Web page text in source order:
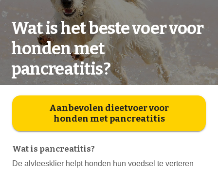
Wat is het beste voer voor
honden met
pancreatitis?
Aanbevolen dieetvoer voor
honden met pancreatitis
Wat is pancreatitis?
De alvleesklier helpt honden hun voedsel te verteren